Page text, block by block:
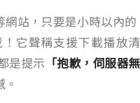
BiliBili 等網站，只要是 2 小時以內的
它聲稱支援下載播放清
是提示 「抱歉，伺服器無
。